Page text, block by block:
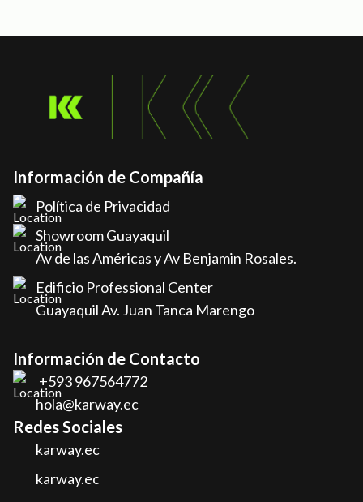
Información de Compañía
Política de Privacidad
Showroom Guayaquil
Av de las Américas y Av Benjamin Rosales.
Edificio Professional Center
Guayaquil Av. Juan Tanca Marengo
Información de Contacto
+593 967564772
hola@karway.ec
Redes Sociales
karway.ec
karway.ec